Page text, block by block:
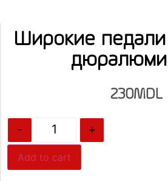
Широкие педали
230MDL
- +
Add to cart